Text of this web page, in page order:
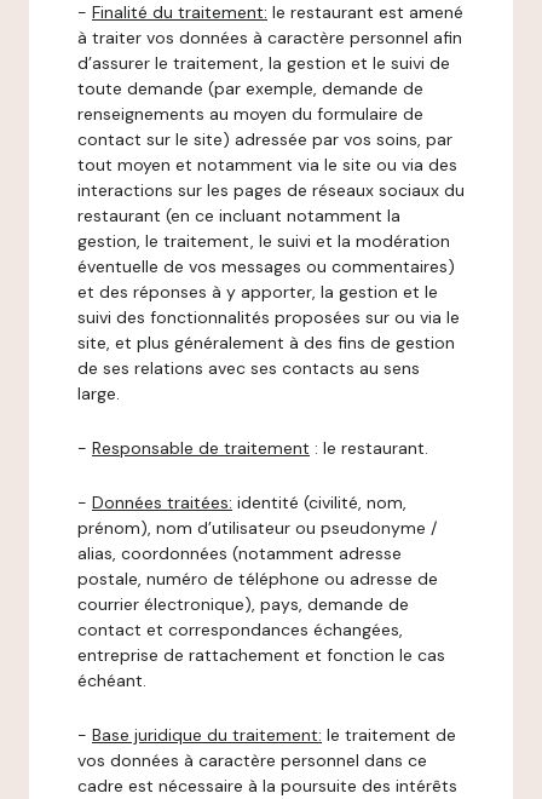
- Finalité du traitement: le restaurant est amené
à traiter vos données à caractère personnel afin
d’assurer le traitement, la gestion et le suivi de
toute demande (par exemple, demande de
renseignements au moyen du formulaire de
contact sur le site) adressée par vos soins, par
tout moyen et notamment via le site ou via des
interactions sur les pages de réseaux sociaux du
restaurant (en ce incluant notamment la
gestion, le traitement, le suivi et la modération
éventuelle de vos messages ou commentaires)
et des réponses à y apporter, la gestion et le
suivi des fonctionnalités proposées sur ou via le
site, et plus généralement à des fins de gestion
de ses relations avec ses contacts au sens
large.
- Responsable de traitement : le restaurant.
- Données traitées: identité (civilité, nom,
prénom), nom d’utilisateur ou pseudonyme /
alias, coordonnées (notamment adresse
postale, numéro de téléphone ou adresse de
courrier électronique), pays, demande de
contact et correspondances échangées,
entreprise de rattachement et fonction le cas
échéant.
- Base juridique du traitement: le traitement de
vos données à caractère personnel dans ce
cadre est nécessaire à la poursuite des intérêts